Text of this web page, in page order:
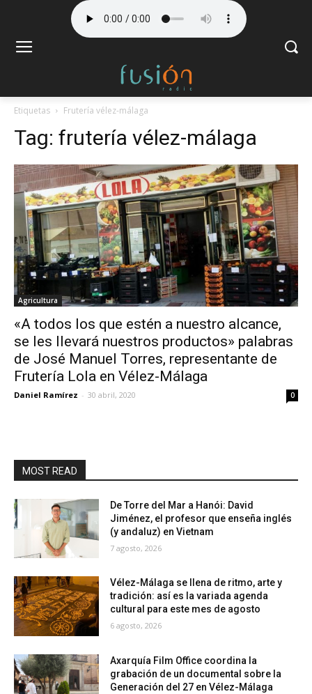
Etiquetas Frutería vélez-málaga
Tag: frutería vélez-málaga
Agricultura
«A todos los que estén a nuestro alcance,
se les llevará nuestros productos» palabras
de José Manuel Torres, representante de
Frutería Lola en Vélez-Málaga
Daniel Ramírez - 30 abril, 2020 0
MOST READ
De Torre del Mar a Hanói: David
Jiménez, el profesor que enseña inglés
(y andaluz) en Vietnam
7 agosto, 2026
Vélez-Málaga se llena de ritmo, arte y
tradición: así es la variada agenda
cultural para este mes de agosto
6 agosto, 2026
Axarquía Film Office coordina la
grabación de un documental sobre la
Generación del 27 en Vélez-Málaga